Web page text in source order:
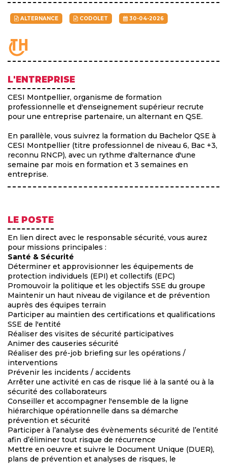
ALTERNANCE CODOLET 30-04-2026
L'ENTREPRISE
CESI Montpellier, organisme de formation
professionnelle et d'enseignement supérieur recrute
pour une entreprise partenaire, un alternant en QSE.
En parallèle, vous suivrez la formation du Bachelor QSE à
CESI Montpellier (titre professionnel de niveau 6, Bac +3,
reconnu RNCP), avec un rythme d'alternance d'une
semaine par mois en formation et 3 semaines en
entreprise.
LE POSTE
En lien direct avec le responsable sécurité, vous aurez
pour missions principales :
Santé & Sécurité
Déterminer et approvisionner les équipements de
protection individuels (EPI) et collectifs (EPC)
Promouvoir la politique et les objectifs SSE du groupe
Maintenir un haut niveau de vigilance et de prévention
auprès des équipes terrain
Participer au maintien des certifications et qualifications
SSE de l'entité
Réaliser des visites de sécurité participatives
Animer des causeries sécurité
Réaliser des pré-job briefing sur les opérations /
interventions
Prévenir les incidents / accidents
Arrêter une activité en cas de risque lié à la santé ou à la
sécurité des collaborateurs
Conseiller et accompagner l'ensemble de la ligne
hiérarchique opérationnelle dans sa démarche
prévention et sécurité
Participer à l’analyse des évènements sécurité de l’entité
afin d’éliminer tout risque de récurrence
Mettre en oeuvre et suivre le Document Unique (DUER),
plans de prévention et analyses de risques, le